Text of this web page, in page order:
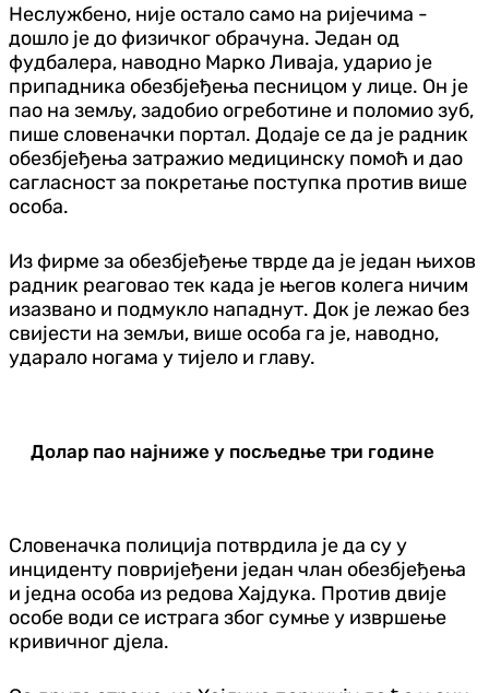
Неслужбено, није остало само на ријечима -
дошло је до физичког обрачуна. Један од
фудбалера, наводно Марко Ливаја, ударио је
припадника обезбјеђења песницом у лице. Он је
пао на земљу, задобио огреботине и поломио зуб,
пише словеначки портал. Додаје се да је радник
обезбјеђења затражио медицинску помоћ и дао
сагласност за покретање поступка против више
особа.
Из фирме за обезбјеђење тврде да је један њихов
радник реаговао тек када је његов колега ничим
изазвано и подмукло нападнут. Док је лежао без
свијести на земљи, више особа га је, наводно,
ударало ногама у тијело и главу.
Долар пао најниже у посљедње три године
Словеначка полиција потврдила је да су у
инциденту повријеђени један члан обезбјеђења
и једна особа из редова Хајдука. Против двије
особе води се истрага због сумње у извршење
кривичног дјела.